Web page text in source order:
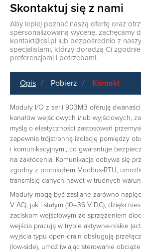
Skontaktuj się z nami
Aby lepiej poznać naszą ofertę oraz
spersonalizowaną wycenę, zachęcamy
kontakt@csi.pl lub bezpośrednio z
specjalistami, którzy doradzą Ci
preferencjami i potrzebami.
Opis Pobierz Kontakt
Moduły I/O z serii 903MB oferują
kanałów wejściowych i/lub wyjściowych,
myślą o elastyczności zastosowań
zapewnia trójstronną izolację pomiędzy
i komunikacyjnymi, co gwarantuje
na zakłócenia. Komunikacja odbywa się
zgodny z protokołem Modbus-RTU,
transmisję danych nawet w trudnych
Moduły mogą być zasilane zarówno
V AC), jak i stałym (10–36 V DC), dzięki
zaciskom wejściowym ze sprzężeniem
wejścia pracują w trybie aktywne-niskie
wyjścia typu open-drain obsługują
(low-side), umożliwiając sterowanie